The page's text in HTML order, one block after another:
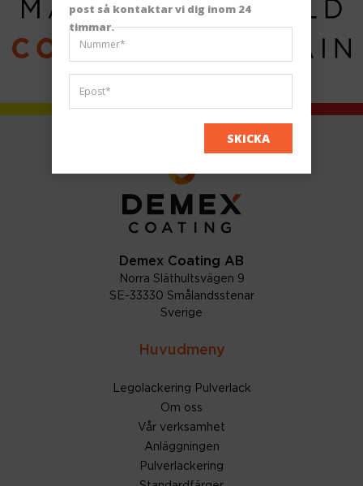
Demex Coating AB
Norra Släthultsvägen 9
SE-33330 Smålandsstenar
Sverige
Huvudmeny
Legolackering Pulverlack
Om oss
Vår verksamhet
Anläggningen
Pulverlackering
SKICKA
post så kontaktar vi dig inom 24
timmar.